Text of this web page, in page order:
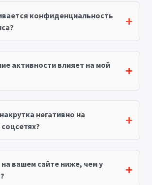
конфиденциальность
активности влияет на мой
негативно на
вашем сайте ниже, чем у